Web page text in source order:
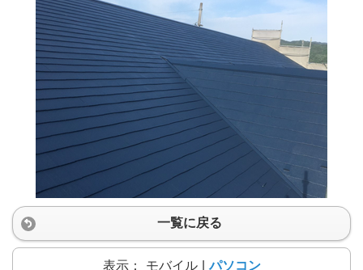
一覧に戻る
表示： モバイル パソコン